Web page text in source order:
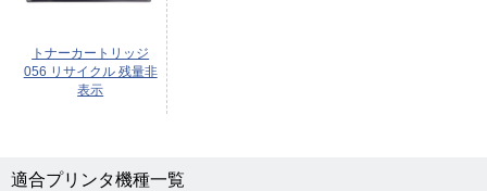
トナーカートリッジ
056 リサイクル 残量非
表示
適合プリンタ機種一覧